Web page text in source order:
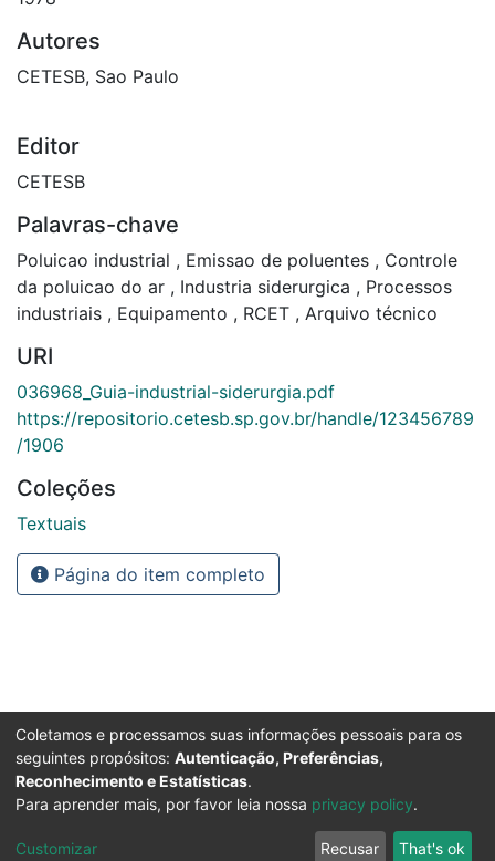
Autores
CETESB, Sao Paulo
Editor
CETESB
Palavras-chave
Poluicao industrial , Emissao de poluentes , Controle
da poluicao do ar , Industria siderurgica , Processos
industriais , Equipamento , RCET , Arquivo técnico
URI
036968_Guia-industrial-siderurgia.pdf
https://repositorio.cetesb.sp.gov.br/handle/123456789
/1906
Coleções
Textuais
Página do item completo
Coletamos e processamos suas informações pessoais para os
seguintes propósitos: Autenticação, Preferências,
Reconhecimento e Estatísticas.
Para aprender mais, por favor leia nossa privacy policy.
Customizar Recusar That's ok